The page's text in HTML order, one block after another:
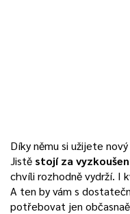
Díky němu si užijete
Jistě stojí za
chvíli rozhodně vydrží. I
A ten by vám s
potřebovat jen